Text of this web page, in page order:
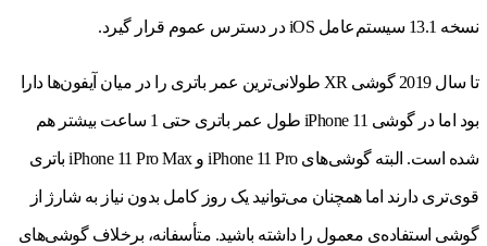
نسخه 13.1 سیستم‌عامل iOS در دسترس عموم قرار گیرد.
تا سال 2019 گوشی XR طولانی‌ترین عمر باتری را در میان آیفون‌ها دارا
بود اما در گوشی iPhone 11 طول عمر باتری حتی 1 ساعت بیشتر هم
شده است. البته گوشی‌های iPhone 11 Pro و iPhone 11 Pro Max باتری
قوی‌تری دارند اما همچنان می‌توانید یک روز کامل بدون نیاز به شارژ از
گوشی استفاده‌ی معمول را داشته باشید. متأسفانه، برخلاف گوشی‌های